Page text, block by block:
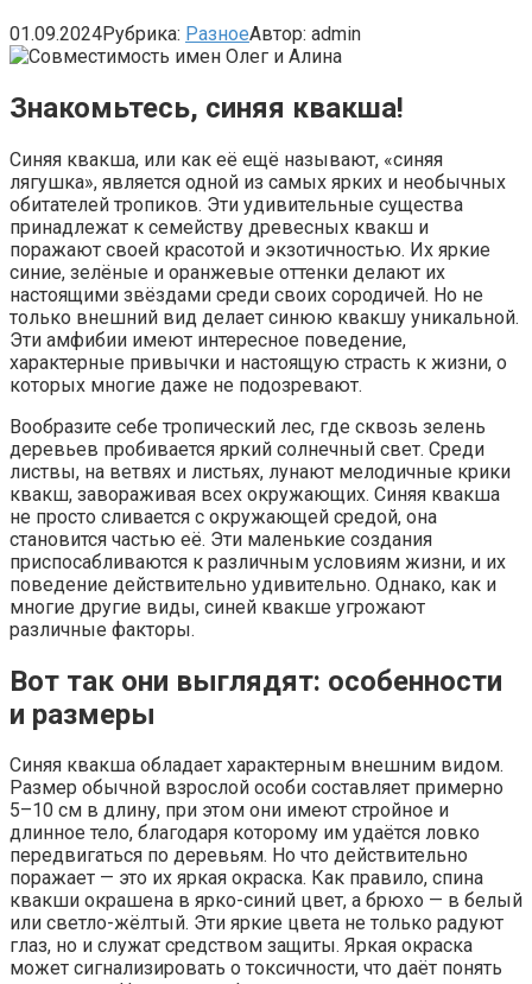
01.09.2024Рубрика: РазноеАвтор: admin
Знакомьтесь, синяя квакша!
Синяя квакша, или как её ещё называют, «синяя
лягушка», является одной из самых ярких и необычных
обитателей тропиков. Эти удивительные существа
принадлежат к семейству древесных квакш и
поражают своей красотой и экзотичностью. Их яркие
синие, зелёные и оранжевые оттенки делают их
настоящими звёздами среди своих сородичей. Но не
только внешний вид делает синюю квакшу уникальной.
Эти амфибии имеют интересное поведение,
характерные привычки и настоящую страсть к жизни, о
которых многие даже не подозревают.
Вообразите себе тропический лес, где сквозь зелень
деревьев пробивается яркий солнечный свет. Среди
листвы, на ветвях и листьях, лунают мелодичные крики
квакш, завораживая всех окружающих. Синяя квакша
не просто сливается с окружающей средой, она
становится частью её. Эти маленькие создания
приспосабливаются к различным условиям жизни, и их
поведение действительно удивительно. Однако, как и
многие другие виды, синей квакше угрожают
различные факторы.
Вот так они выглядят: особенности
и размеры
Синяя квакша обладает характерным внешним видом.
Размер обычной взрослой особи составляет примерно
5–10 см в длину, при этом они имеют стройное и
длинное тело, благодаря которому им удаётся ловко
передвигаться по деревьям. Но что действительно
поражает — это их яркая окраска. Как правило, спина
квакши окрашена в ярко-синий цвет, а брюхо — в белый
или светло-жёлтый. Эти яркие цвета не только радуют
глаз, но и служат средством защиты. Яркая окраска
может сигнализировать о токсичности, что даёт понять